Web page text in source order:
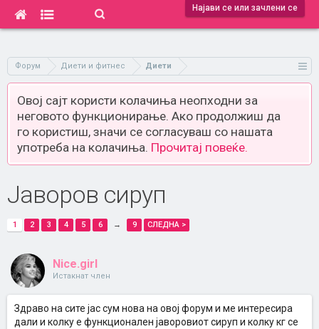
Најави се или зачлени се
Форум Диети и фитнес Диети
Овој сајт користи колачиња неопходни за
неговото функционирање. Ако продолжиш да
го користиш, значи се согласуваш со нашата
употреба на колачиња. Прочитај повеќе.
Јаворов сируп
1 2 3 4 5 6 → 9 СЛЕДНА >
Nice.girl
Истакнат член
Здраво на сите јас сум нова на овој форум и ме интересира
дали и колку е функционален јаворовиот сируп и колку кг се